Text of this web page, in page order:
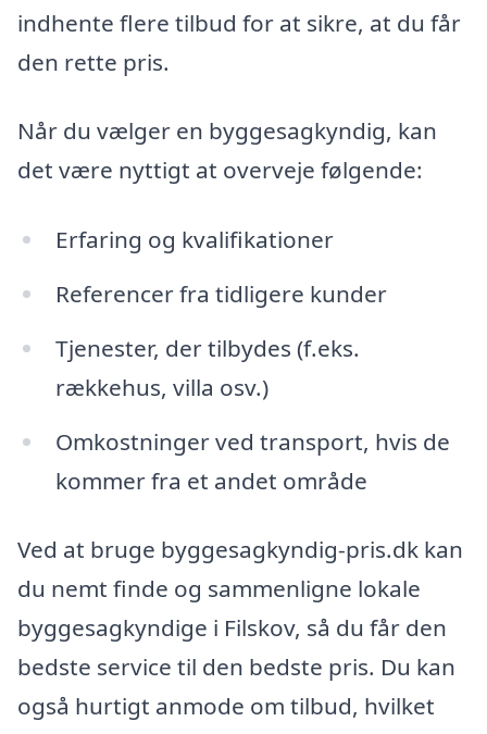
indhente flere tilbud for at sikre, at du får
den rette pris.
Når du vælger en byggesagkyndig, kan
det være nyttigt at overveje følgende:
Erfaring og kvalifikationer
Referencer fra tidligere kunder
Tjenester, der tilbydes (f.eks.
rækkehus, villa osv.)
Omkostninger ved transport, hvis de
kommer fra et andet område
Ved at bruge byggesagkyndig-pris.dk kan
du nemt finde og sammenligne lokale
byggesagkyndige i Filskov, så du får den
bedste service til den bedste pris. Du kan
også hurtigt anmode om tilbud, hvilket